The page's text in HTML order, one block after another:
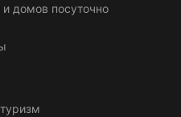
домов посуточно